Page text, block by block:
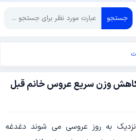
جستجو
کاهش وزن سریع عروس خانم قبل
به روز عروسی می شوند دغدغه